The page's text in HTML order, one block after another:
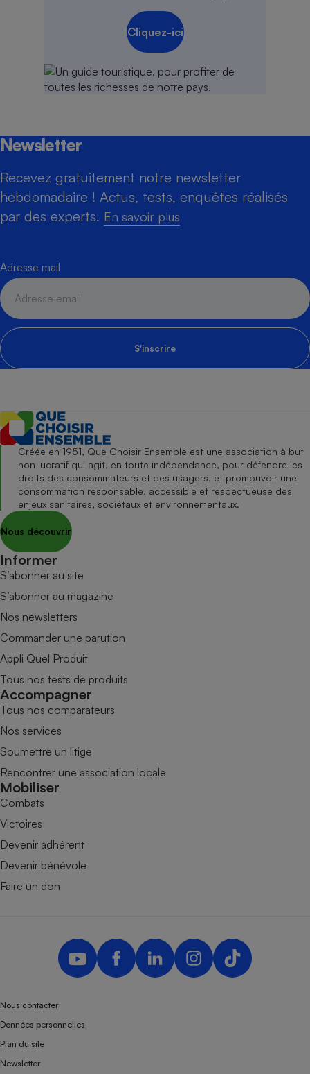
Cliquez-ici
Newsletter
Recevez gratuitement notre newsletter
hebdomadaire ! Actus, tests, enquêtes réalisés
par des experts. En savoir plus
Adresse mail
S'inscrire
Créée en 1951, Que Choisir Ensemble est une association à but
non lucratif qui agit, en toute indépendance, pour défendre les
droits des consommateurs et des usagers, et promouvoir une
consommation responsable, accessible et respectueuse des
enjeux sanitaires, sociétaux et environnementaux.
Nous découvrir
Informer
S’abonner au site
S’abonner au magazine
Nos newsletters
Commander une parution
Appli Quel Produit
Tous nos tests de produits
Accompagner
Tous nos comparateurs
Nos services
Soumettre un litige
Rencontrer une association locale
Mobiliser
Combats
Victoires
Devenir adhérent
Devenir bénévole
Faire un don
Nous contacter
Données personnelles
Plan du site
Newsletter